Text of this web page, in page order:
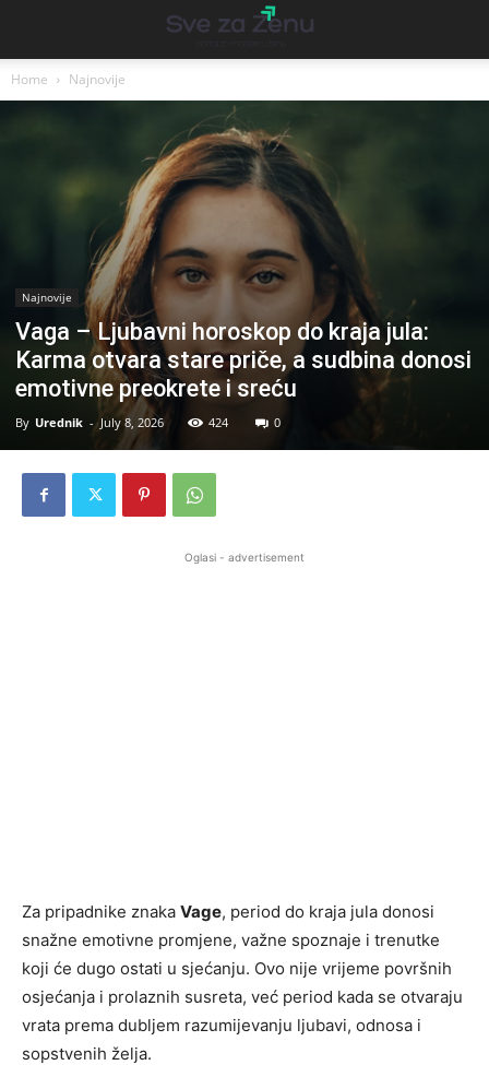
Home Najnovije
Najnovije
Vaga – Ljubavni horoskop do kraja jula:
Karma otvara stare priče, a sudbina donosi
emotivne preokrete i sreću
By Urednik - July 8, 2026 424 0
Oglasi - advertisement
Za pripadnike znaka Vage, period do kraja jula donosi
snažne emotivne promjene, važne spoznaje i trenutke
koji će dugo ostati u sjećanju. Ovo nije vrijeme površnih
osjećanja i prolaznih susreta, već period kada se otvaraju
vrata prema dubljem razumijevanju ljubavi, odnosa i
sopstvenih želja.